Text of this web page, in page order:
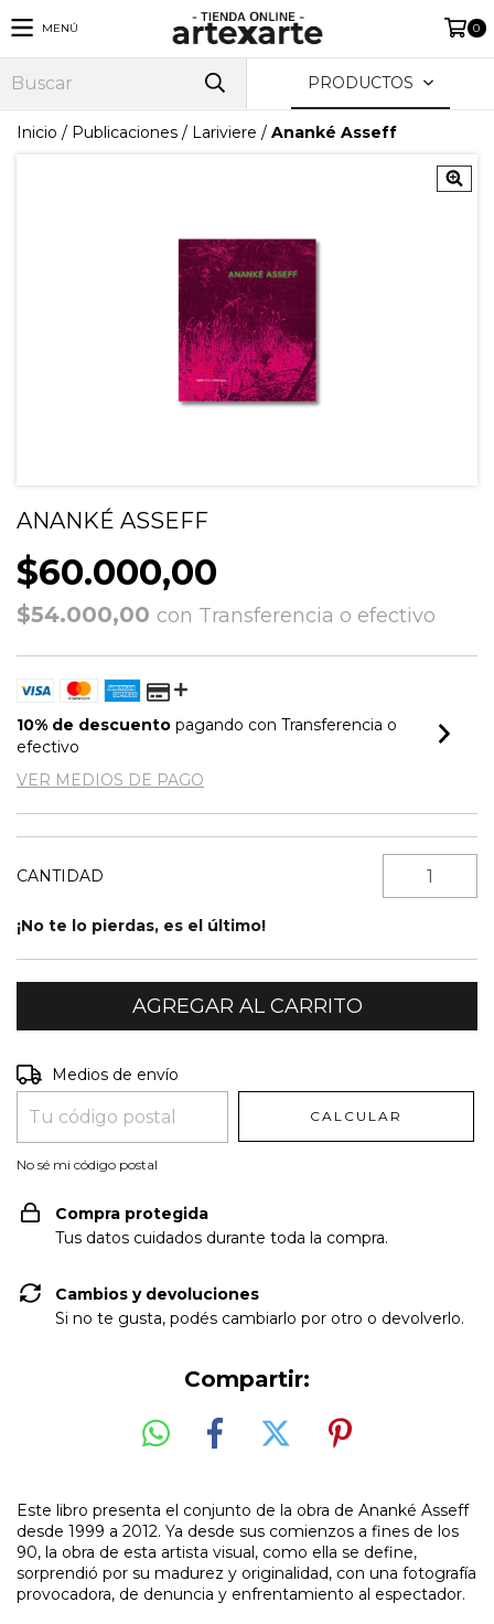
MENÚ 0
PRODUCTOS
Inicio / Publicaciones / Lariviere / Ananké Asseff
ANANKÉ ASSEFF
$60.000,00
$54.000,00 con Transferencia o efectivo
10% de descuento pagando con Transferencia o
efectivo
VER MEDIOS DE PAGO
CANTIDAD
¡No te lo pierdas, es el último!
Entregas para el CP:
Medios de envío
CALCULAR
No sé mi código postal
Compra protegida
Tus datos cuidados durante toda la compra.
Cambios y devoluciones
Si no te gusta, podés cambiarlo por otro o devolverlo.
Compartir:
Este libro presenta el conjunto de la obra de Ananké Asseff
desde 1999 a 2012. Ya desde sus comienzos a fines de los
90, la obra de esta artista visual, como ella se define,
sorprendió por su madurez y originalidad, con una fotografía
provocadora, de denuncia y enfrentamiento al espectador.